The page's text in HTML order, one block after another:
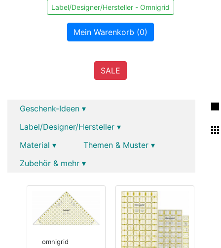
Label/Designer/Hersteller - Omnigrid
Mein Warenkorb (0)
SALE
Geschenk-Ideen ▾
Label/Designer/Hersteller ▾
Material ▾
Themen & Muster ▾
Zubehör & mehr ▾
omnigrid